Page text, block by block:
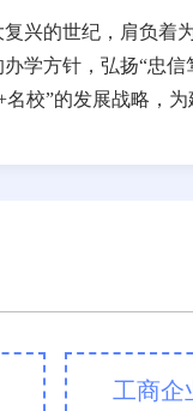
兴的世纪，肩负着
学方针，弘扬“忠
校”的发展战略，
工商企